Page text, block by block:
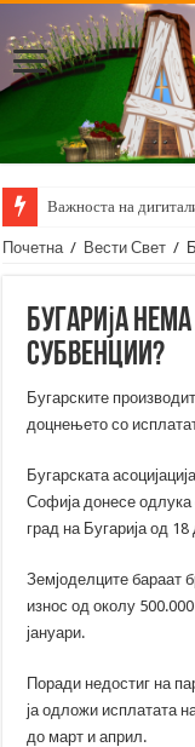
Важноста на
Почетна / Вести Свет /
Бугарија
субвенции?
Бугарските
доцнењето со
Бугарската
Софија донесе одлука
град на Бугарија од
Земјоделците бараат
износ од околу
јануари.
Поради недостиг на
ја одложи исплатата
до март и април.